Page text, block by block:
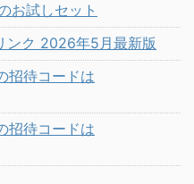
お試しセット
ンク 2026年5月最新版
招待コードは
招待コードは